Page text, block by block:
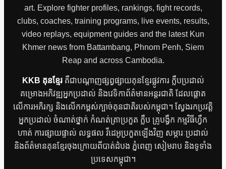
art. Explore fighter profiles, rankings, fight records,
clubs, coaches, training programs, live events, results,
video replays, equipment guides and the latest Kun
Khmer news from Battambang, Phnom Penh, Siem
Reap and across Cambodia.
KKB គុនខ្មែរគឺជាបណ្តាញផ្សព្វផ្សាយគុនខ្មែរផ្លូវការ ក្លឹបប្រដាល់
គម្រោងអភិវឌ្ឍអ្នកប្រដាល់ និងវេទិកាព័ត៌មានអន្តរជាតិ ដែលផ្តោត
លើការអភិរក្ស និងលើកកម្ពស់ក្បាច់គុនជាតិរបស់កម្ពុជា។ ស្វែងរកប្រវត្តិ
អ្នកប្រដាល់ ចំណាត់ថ្នាក់ កំណត់ត្រាប្រកួត ក្លឹប គ្រូបង្វឹក កម្មវិធីហ្វឹក
ហាត់ ការផ្សាយផ្ទាល់ លទ្ធផល វីដេអូប្រកួតឡើងវិញ សម្ភារៈប្រដាល់
និងព័ត៌មានគុនខ្មែរចុងក្រោយពីបាត់ដំបង ភ្នំពេញ សៀមរាប និងទូទាំង
ប្រទេសកម្ពុជា។